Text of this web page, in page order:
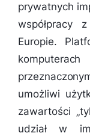
prywatnych
współpracy
Europie.
umożliwi
zawartości
udział w